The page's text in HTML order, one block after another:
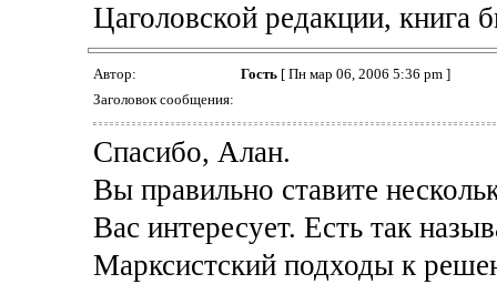
Цаголовской редакции, книга
Автор: Гость[ Пн мар 06, 2006 5:36 pm ]
Заголовок сообщения:
Спасибо, Алан.
Вы правильно ставите
Вас интересует. Есть так
Марксистский подходы к